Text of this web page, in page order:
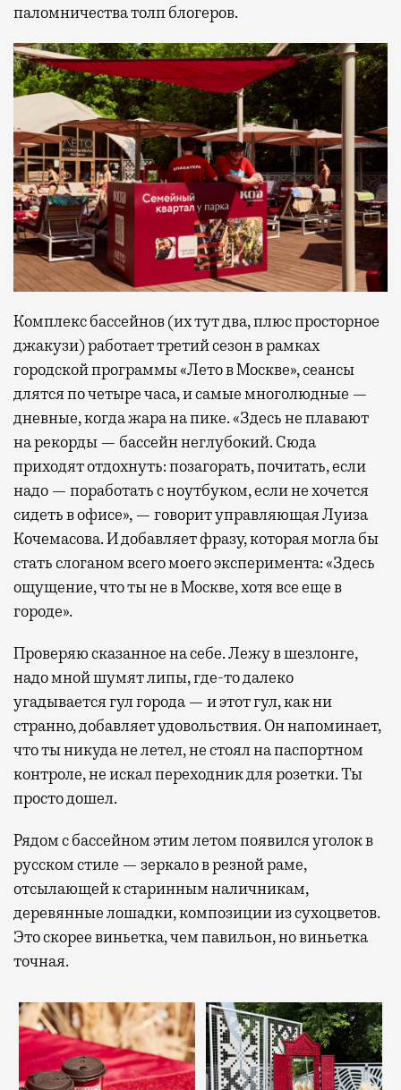
паломничества толп блогеров.
Комплекс бассейнов (их тут два, плюс просторное
джакузи) работает третий сезон в рамках
городской программы «Лето в Москве», сеансы
длятся по четыре часа, и самые многолюдные —
дневные, когда жара на пике. «Здесь не плавают
на рекорды — бассейн неглубокий. Сюда
приходят отдохнуть: позагорать, почитать, если
надо — поработать с ноутбуком, если не хочется
сидеть в офисе», — говорит управляющая Луиза
Кочемасова. И добавляет фразу, которая могла бы
стать слоганом всего моего эксперимента: «Здесь
ощущение, что ты не в Москве, хотя все еще в
городе».
Проверяю сказанное на себе. Лежу в шезлонге,
надо мной шумят липы, где-то далеко
угадывается гул города — и этот гул, как ни
странно, добавляет удовольствия. Он напоминает,
что ты никуда не летел, не стоял на паспортном
контроле, не искал переходник для розетки. Ты
просто дошел.
Рядом с бассейном этим летом появился уголок в
русском стиле — зеркало в резной раме,
отсылающей к старинным наличникам,
деревянные лошадки, композиции из сухоцветов.
Это скорее виньетка, чем павильон, но виньетка
точная.